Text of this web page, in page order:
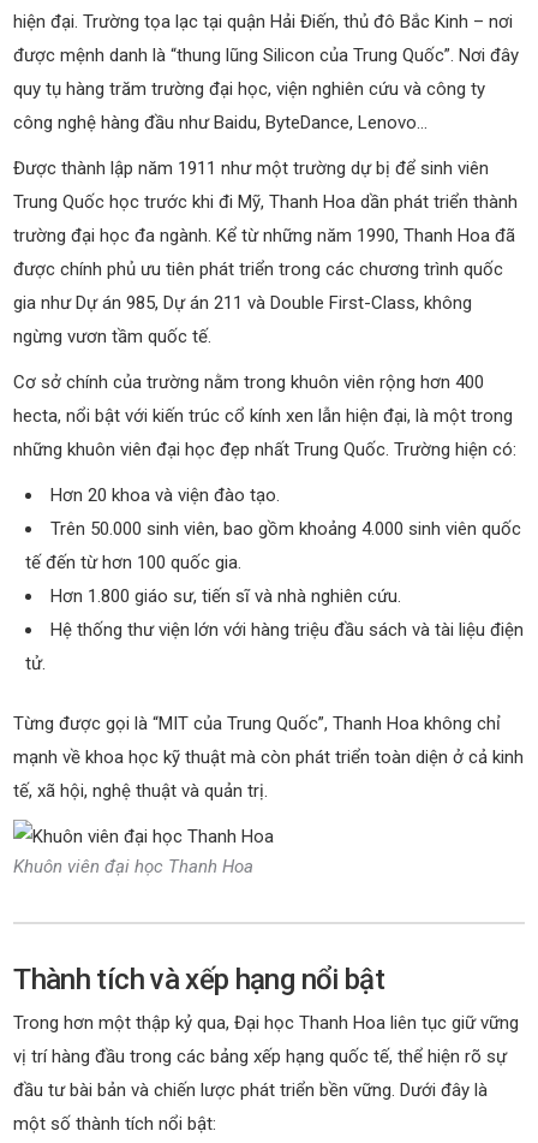
hiện đại. Trường tọa lạc tại quận Hải Điến, thủ đô Bắc Kinh – nơi
được mệnh danh là “thung lũng Silicon của Trung Quốc”. Nơi đây
quy tụ hàng trăm trường đại học, viện nghiên cứu và công ty
công nghệ hàng đầu như Baidu, ByteDance, Lenovo…
Được thành lập năm 1911 như một trường dự bị để sinh viên
Trung Quốc học trước khi đi Mỹ, Thanh Hoa dần phát triển thành
trường đại học đa ngành. Kể từ những năm 1990, Thanh Hoa đã
được chính phủ ưu tiên phát triển trong các chương trình quốc
gia như Dự án 985, Dự án 211 và Double First-Class, không
ngừng vươn tầm quốc tế.
Cơ sở chính của trường nằm trong khuôn viên rộng hơn 400
hecta, nổi bật với kiến trúc cổ kính xen lẫn hiện đại, là một trong
những khuôn viên đại học đẹp nhất Trung Quốc. Trường hiện có:
Hơn 20 khoa và viện đào tạo.
Trên 50.000 sinh viên, bao gồm khoảng 4.000 sinh viên quốc
tế đến từ hơn 100 quốc gia.
Hơn 1.800 giáo sư, tiến sĩ và nhà nghiên cứu.
Hệ thống thư viện lớn với hàng triệu đầu sách và tài liệu điện
tử.
Từng được gọi là “MIT của Trung Quốc”, Thanh Hoa không chỉ
mạnh về khoa học kỹ thuật mà còn phát triển toàn diện ở cả kinh
tế, xã hội, nghệ thuật và quản trị.
Khuôn viên đại học Thanh Hoa
Thành tích và xếp hạng nổi bật
Trong hơn một thập kỷ qua, Đại học Thanh Hoa liên tục giữ vững
vị trí hàng đầu trong các bảng xếp hạng quốc tế, thể hiện rõ sự
đầu tư bài bản và chiến lược phát triển bền vững. Dưới đây là
một số thành tích nổi bật: